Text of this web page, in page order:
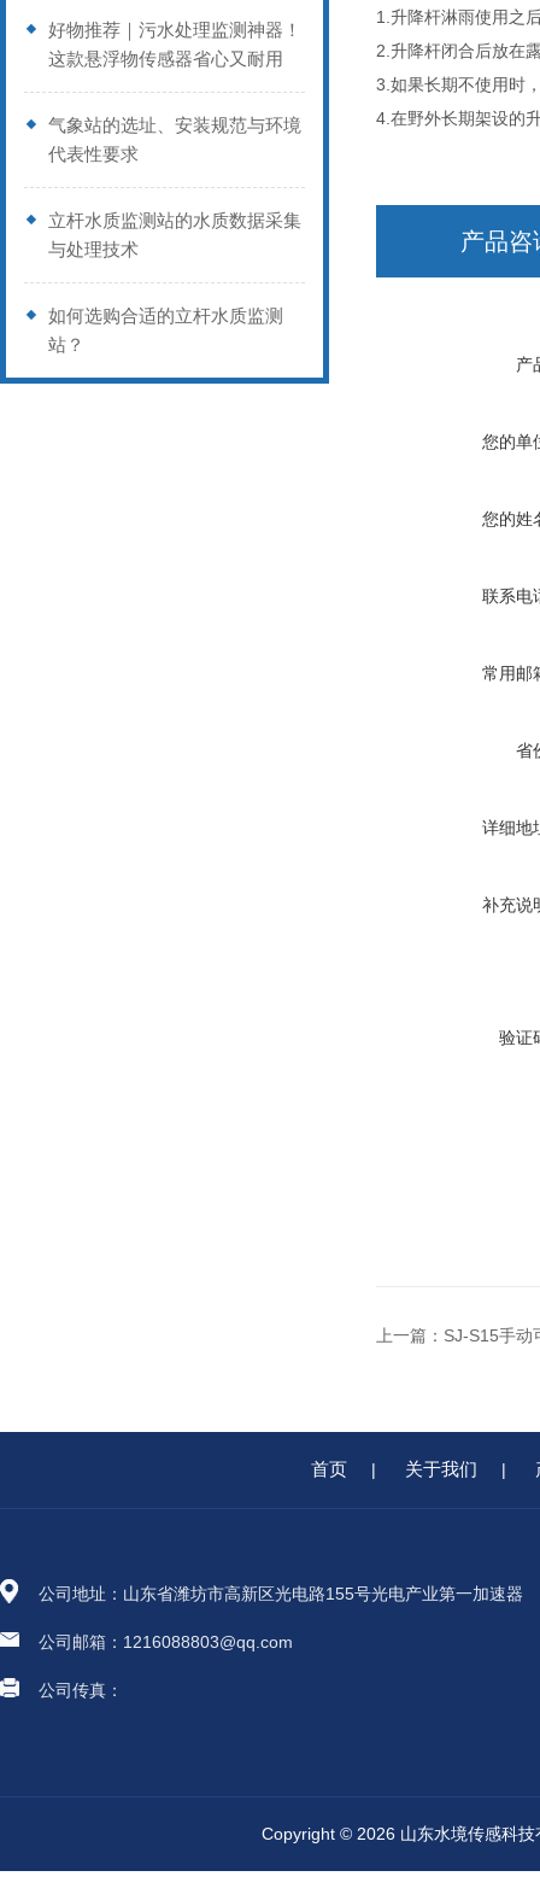
好物推荐｜污水处理监测神器！
这款悬浮物传感器省心又耐用
气象站的选址、安装规范与环境
代表性要求
立杆水质监测站的水质数据采集
与处理技术
如何选购合适的立杆水质监测
站？
1. 升降杆淋雨使用之
2. 升降杆闭合后放在
3. 如果长期不使用时
4. 在野外长期架设的
产品咨
产
您的单
您的姓
联系电
常用邮
省
详细地
补充说
验证
上一篇： SJ-S15手动
首页 | 关于我们 |
公司地址：山东省潍坊市高新区光电路155号光电产业第一加速器
公司邮箱：1216088803@qq.com
公司传真：
Copyright © 2026 山东水境传感科